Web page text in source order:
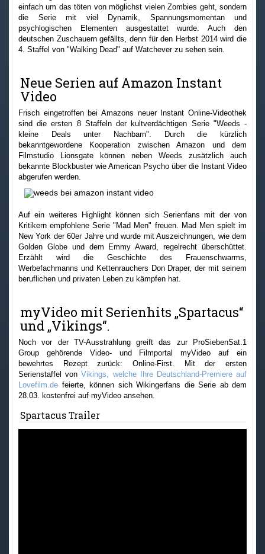
einfach um das töten von möglichst vielen Zombies geht, sondern
die Serie mit viel Dynamik, Spannungsmomentan und
psychlogischen Elementen ausgestattet wurde. Auch den
deutschen Zuschauern gefällts, denn für den Herbst 2014 wird die
4. Staffel von "Walking Dead" auf Watchever zu sehen sein.
Neue Serien auf Amazon Instant
Video
Frisch eingetroffen bei Amazons neuer Instant Online-Videothek
sind die ersten 8 Staffeln der kultverdächtigen Serie "Weeds -
kleine Deals unter Nachbarn". Durch die kürzlich
bekanntgewordene Kooperation zwischen Amazon und dem
Filmstudio Lionsgate können neben Weeds zusätzlich auch
bekannte Blockbuster wie American Psycho über die Instant Video
abgerufen werden.
Auf ein weiteres Highlight können sich Serienfans mit der von
Kritikern empfohlene Serie "Mad Men" freuen. Mad Men spielt im
New York der 60er Jahre und wurde mit Auszeichnungen, wie dem
Golden Globe und dem Emmy Award, regelrecht überschüttet.
Erzählt wird die Geschichte des Frauenschwarms,
Werbefachmanns und Kettenrauchers Don Draper, der mit seinem
beruflichen und privaten Leben zu kämpfen hat.
myVideo mit Serienhits „Spartacus“
und „Vikings“.
Noch vor der TV-Ausstrahlung greift das zur ProSiebenSat.1
Group gehörende Video- und Filmportal myVideo auf ein
bewehrtes Rezept zurück: Online-First. Mit der ersten
Serienstaffel vonVikings, welche Ihre Deutschland-Premiere auf
Lovefilm.de feierte, können sich Wikingerfans die Serie ab dem
28.03. kostenfrei auf myVideo ansehen.
Spartacus Trailer